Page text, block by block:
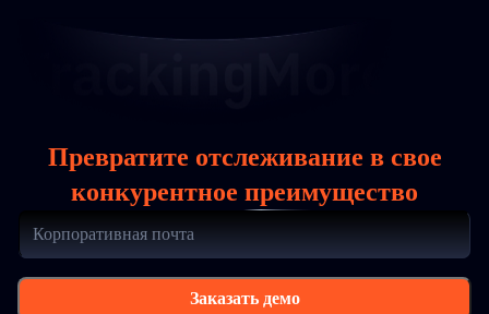
Превратите отслеживание в свое
конкурентное преимущество
Заказать демо